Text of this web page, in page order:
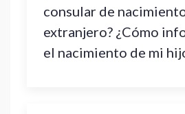
consular de
extranjero? ¿Cómo
el nacimiento de mi